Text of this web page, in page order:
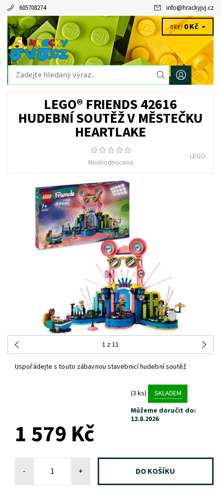
605708274 info@hrackyjvj.cz
CZK 0 ks /0 Kč
LEGO® FRIENDS 42616
HUDEBNÍ SOUTĚŽ V MĚSTEČKU
HEARTLAKE
Neohodnoceno
LEGO
1 z 11
Uspořádejte s touto zábavnou stavebnicí hudební soutěž
(3 ks)
SKLADEM
Můžeme doručit do:
12.8.2026
1 579 Kč
- +